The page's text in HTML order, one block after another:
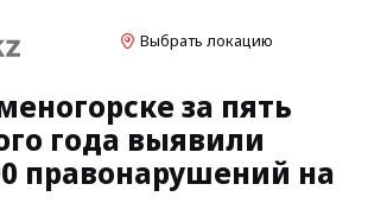
Выбрать локацию
за пять
года выявили
правонарушений на